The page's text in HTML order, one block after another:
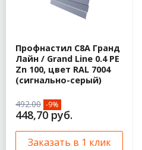
Профнастил С8A Гранд
Лайн / Grand Line 0.4 PE
Zn 100, цвет RAL 7004
(сигнально-серый)
492.00 -9%
448,70 руб.
Заказать в 1 клик